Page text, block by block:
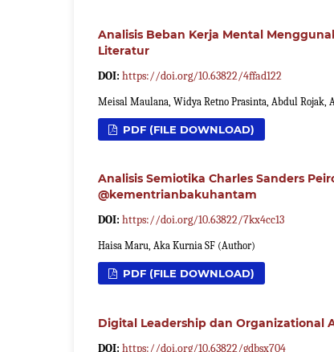
Analisis Beban Kerja Mental
Literatur
DOI: https://doi.org/10.63822/4ffad122
Meisal Maulana, Widya Retno Prasinta, Abdul Rojak,
PDF (FILE DOWNLOAD)
Analisis Semiotika Charles Sanders
@kementrianbakuhantam
DOI: https://doi.org/10.63822/7kx4cc13
Haisa Maru, Aka Kurnia SF (Author)
PDF (FILE DOWNLOAD)
Digital Leadership dan Organizational
DOI: https://doi.org/10.63822/gdbsx704